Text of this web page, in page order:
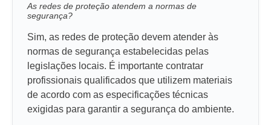
As redes de proteção atendem a normas de
segurança?
Sim, as redes de proteção devem atender às
normas de segurança estabelecidas pelas
legislações locais. É importante contratar
profissionais qualificados que utilizem materiais
de acordo com as especificações técnicas
exigidas para garantir a segurança do ambiente.